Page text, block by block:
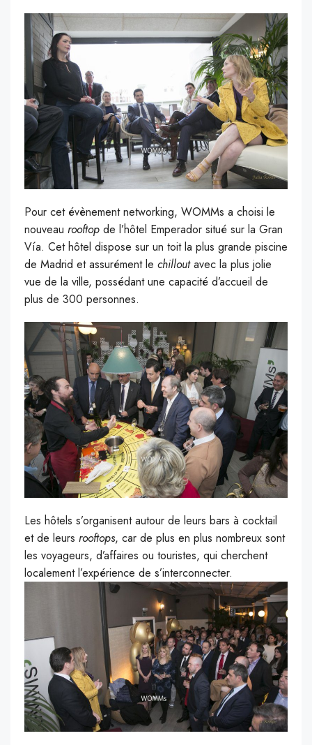
Pour cet évènement networking, WOMMs a choisi le
nouveau rooftop de l’hôtel Emperador situé sur la Gran
Vía. Cet hôtel dispose sur un toit la plus grande piscine
de Madrid et assurément le chilloutavec la plus jolie
vue de la ville, possédant une capacité d’accueil de
plus de 300 personnes.
Les hôtels s’organisent autour de leurs bars à cocktail
et de leurs rooftops, car de plus en plus nombreux sont
les voyageurs, d’affaires ou touristes, qui cherchent
localement l’expérience de s’interconnecter.